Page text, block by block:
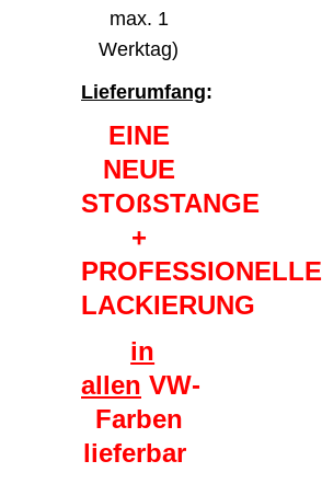
max. 1
Werktag)
Lieferumfang:
EINE
NEUE
STOßSTANGE
+
PROFESSIONELLE
LACKIERUNG
in
allen VW-
Farben
lieferbar